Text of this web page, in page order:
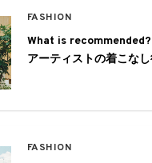
FASHION
What is recommended?
TENDRE & AAAMYYY
FASHION